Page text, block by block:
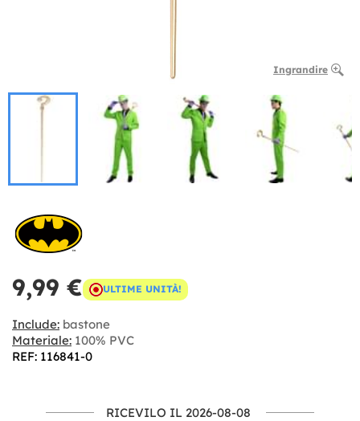
Ingrandire
9,99 € ULTIME UNITÀ!
Include: bastone
Materiale: 100% PVC
REF: 116841-0
RICEVILO IL 2026-08-08